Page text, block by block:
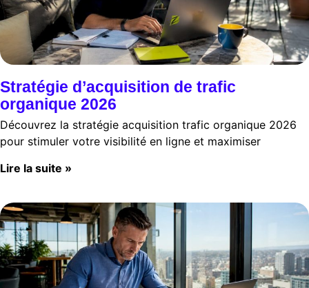
Stratégie d’acquisition de trafic
organique 2026
Découvrez la stratégie acquisition trafic organique 2026
pour stimuler votre visibilité en ligne et maximiser
Lire la suite »